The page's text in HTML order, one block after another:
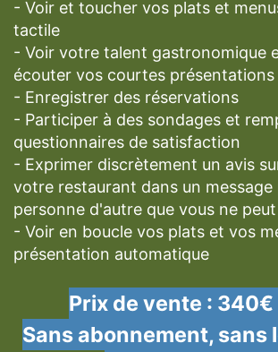
- Voir et toucher vos plats et
tactile
- Voir votre talent gastronomique
écouter vos courtes présentations
- Enregistrer des réservations
- Participer à des sondages et
questionnaires de satisfaction
- Exprimer discrètement un avis
votre restaurant dans un message
personne d'autre que vous ne
- Voir en boucle vos plats et vos
présentation automatique
Prix de vente : 340€
Sans abonnement, sans